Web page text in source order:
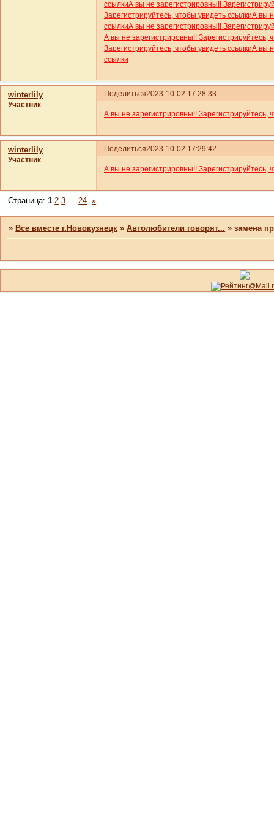
ссылкиА вы не зарегистрировны!!
Зарегистрируйтесь, чтобы увидеть ссылкиА вы
ссылкиА вы не зарегистрировны!!
А вы не зарегистрировны!! Зарегистрируйтесь,
Зарегистрируйтесь, чтобы увидеть ссылкиА вы
ссылки
Поделиться2023-10-02 17:28:33
winterlily
Участник
А вы не зарегистрировны!! Зарегистрируйтесь,
Поделиться2023-10-02 17:29:42
winterlily
Участник
А вы не зарегистрировны!! Зарегистрируйтесь,
Страница:1 2 3 24 »
»Все вместе г.Новокузнецк »Автолюбители говорят... »замена